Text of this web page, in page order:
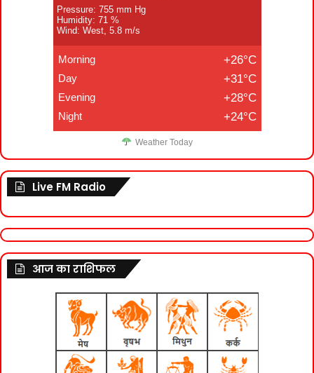
Pressure: 755 mm Hg
Humidity: 71 %
Wind: West, 5.8 m/s
Morning +26°C
Day +31°C
Evening +28°C
Night +24°C
Weather Today
Live FM Radio
आज का राशिफल